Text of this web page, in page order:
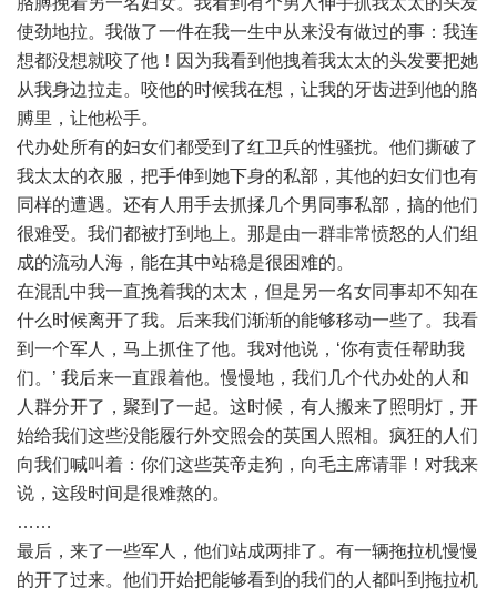
使劲地拉。我做了一件在我一生中从来没有做过的事：我连
想都没想就咬了他！因为我看到他拽着我太太的头发要把她
从我身边拉走。咬他的时候我在想，让我的牙齿进到他的胳
膊里，让他松手。
代办处所有的妇女们都受到了红卫兵的性骚扰。他们撕破了
我太太的衣服，把手伸到她下身的私部，其他的妇女们也有
同样的遭遇。还有人用手去抓揉几个男同事私部，搞的他们
很难受。我们都被打到地上。那是由一群非常愤怒的人们组
成的流动人海，能在其中站稳是很困难的。
在混乱中我一直挽着我的太太，但是另一名女同事却不知在
什么时候离开了我。后来我们渐渐的能够移动一些了。我看
到一个军人，马上抓住了他。我对他说，‘你有责任帮助我
们。’ 我后来一直跟着他。慢慢地，我们几个代办处的人和
人群分开了，聚到了一起。这时候，有人搬来了照明灯，开
始给我们这些没能履行外交照会的英国人照相。疯狂的人们
向我们喊叫着：你们这些英帝走狗，向毛主席请罪！对我来
说，这段时间是很难熬的。
……
最后，来了一些军人，他们站成两排了。有一辆拖拉机慢慢
的开了过来。他们开始把能够看到的我们的人都叫到拖拉机